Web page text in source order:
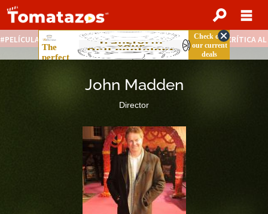
PELÍCULAS STREAMING GRATIS NOTICIAS DESTACADAS CRÍTICA
John Madden
Director